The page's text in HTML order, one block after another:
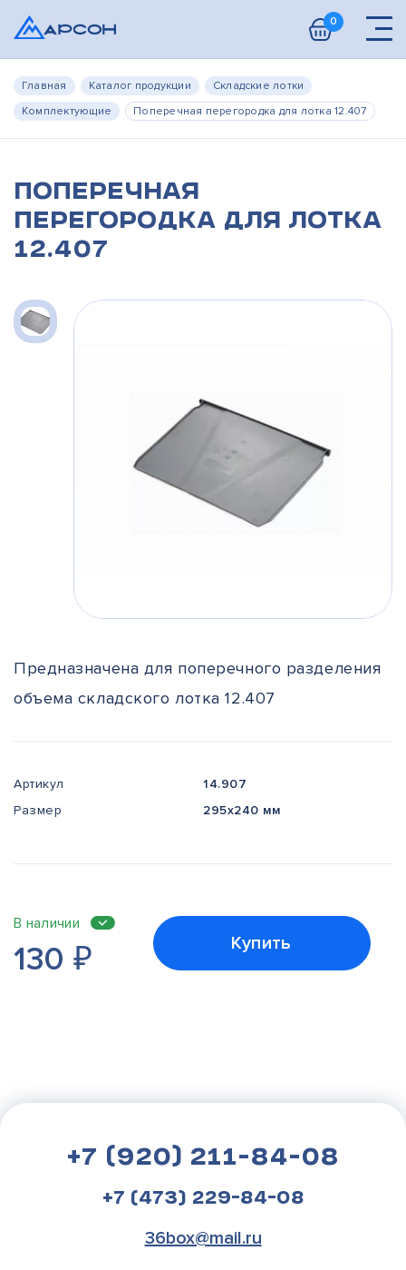
0
Главная Каталог продукции
Складские лотки
Комплектующие
Поперечная перегородка для лотка 12.407
Поперечная
перегородка для лотка
12.407
Предназначена для поперечного разделения
объема складского лотка 12.407
Артикул
14.907
Размер
295x240 мм
В наличии
130 ₽ Купить
+7 (920) 211-84-08
+7 (473) 229-84-08
36box@mail.ru